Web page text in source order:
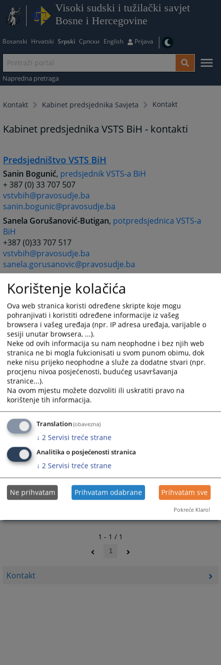
Visoki sudski i tužilački savjet
Bosne i Hercegovine
Bosanski Hrvatski Srpski Српски English Prijava
Napredna pretraga
Kontakt Kabinet predsjednika Savjeta Kontakt
Kontakt
Kabinet predsjednika VSTS BiH - kontakti
Predsjedništvo VSTS BiH
Sanin Bogunić, predsjednik VSTS-a BiH
+ 387 (0) 33 707 507
vstvbih@pravosudje.ba
sanin.bogunic@pravosudje.ba
Sanela Gorušanović-Butigan, potpredsjednica VSTS-a
BiH
+387 (0)33 707 517
vstvbih@pravosudje.ba
sanela.gorusanovic@pravosudje.ba
+387 (0)33 707 517
vstvbih@pravosudje.ba
velimir.ninkovic@pravosudje.ba
Sedin Idrizović,član VSTS-a BiH
+ 387 (0) 33 707 517
vstvbih@pravosudje.ba
sedin.idrizovic@pravosudje.ba
Kabinet predsjednika VSTS-a BiH
Demirel Delić
+387 33 704 671
demirel.delic@pravosudje.ba
314
1 - 1 / 1
1
Korištenje kolačića
Ova web stranica koristi određene skripte koje mogu
pohranjivati i koristiti određene informacije iz vašeg
browsera i vašeg uređaja (npr. IP adresa uređaja, varijable o
sesiji unutar browsera, ...).
Neke od ovih informacija su nam neophodne i bez njih web
stranica ne bi mogla fukcionisati u svom punom obimu, dok
neke nisu prijeko neophodne a služe za dodatne stvari (npr.
procjenu nivoa posjećenosti, budućeg usavršavanja
stranice...).
Na ovom mjestu možete dozvoliti ili uskratiti pravo na
korištenje tih informacija.
Translation(obavezna)
↓ 2 Servisi treće strane
Analitika o posjećenosti stranica
↓ 2 Servisi treće strane
Ne prihvatam Prihvatam odabrane Prihvatam sve
Pokreće Klaro!